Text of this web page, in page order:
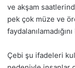
ve akşam
pek çok müze ve
Çebi şu ifadeleri